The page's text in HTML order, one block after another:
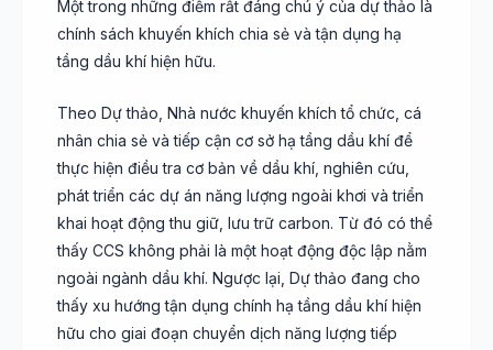
Một trong những điểm rất đáng chú ý của dự thảo là
chính sách khuyến khích chia sẻ và tận dụng hạ
tầng dầu khí hiện hữu.
Theo Dự thảo, Nhà nước khuyến khích tổ chức, cá
nhân chia sẻ và tiếp cận cơ sở hạ tầng dầu khí để
thực hiện điều tra cơ bản về dầu khí, nghiên cứu,
phát triển các dự án năng lượng ngoài khơi và triển
khai hoạt động thu giữ, lưu trữ carbon. Từ đó có thể
thấy CCS không phải là một hoạt động độc lập nằm
ngoài ngành dầu khí. Ngược lại, Dự thảo đang cho
thấy xu hướng tận dụng chính hạ tầng dầu khí hiện
hữu cho giai đoạn chuyển dịch năng lượng tiếp